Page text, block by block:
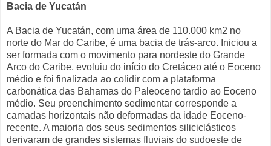
Bacia de Yucatán
A Bacia de Yucatán, com uma área de 110.000 km2 no
norte do Mar do Caribe, é uma bacia de trás-arco. Iniciou a
ser formada com o movimento para nordeste do Grande
Arco do Caribe, evoluiu do início do Cretáceo até o Eoceno
médio e foi finalizada ao colidir com a plataforma
carbonática das Bahamas do Paleoceno tardio ao Eoceno
médio. Seu preenchimento sedimentar corresponde a
camadas horizontais não deformadas da idade Eoceno-
recente. A maioria dos seus sedimentos siliciclásticos
derivaram de grandes sistemas fluviais do sudoeste de